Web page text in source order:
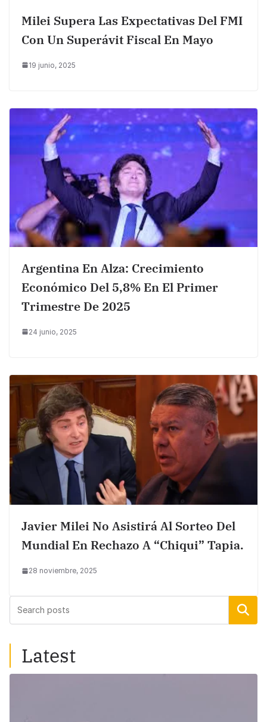
Milei Supera Las Expectativas Del FMI
Con Un Superávit Fiscal En Mayo
19 junio, 2025
Argentina En Alza: Crecimiento
Económico Del 5,8% En El Primer
Trimestre De 2025
24 junio, 2025
Javier Milei No Asistirá Al Sorteo Del
Mundial En Rechazo A “Chiqui” Tapia.
28 noviembre, 2025
Buscar
Latest